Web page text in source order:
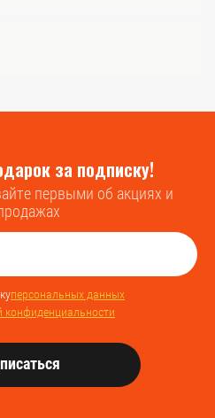
за подписку!
первыми об акциях и
персональных данных
конфиденциальности